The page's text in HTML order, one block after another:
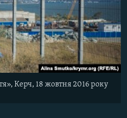
Керч, 18 жовтня 2016 року